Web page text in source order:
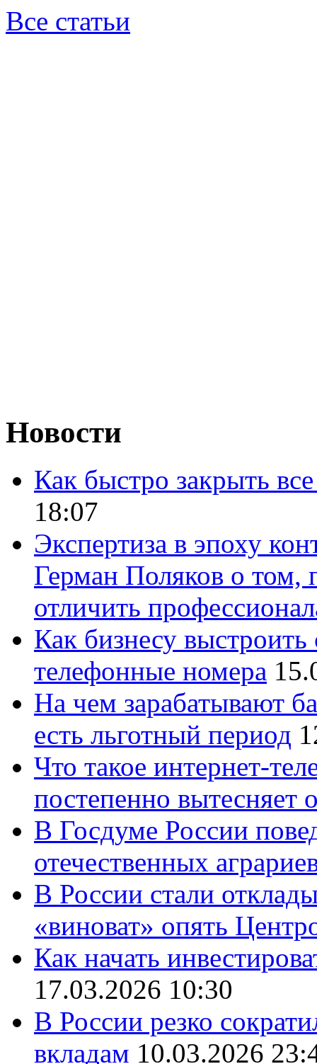
Все статьи
Новости
Как быстро закрыть
18:07
Экспертиза в эпоху
Герман Поляков о том,
отличить
Как бизнесу
телефонные номера
На чем зарабатывают
есть льготный период
Что такое интернет-
постепенно вытесняет
В Госдуме России
отечественных
В России стали
«виноват» опять
Как начать
17.03.2026 10:30
В России резко
вкладам 10.03.2026